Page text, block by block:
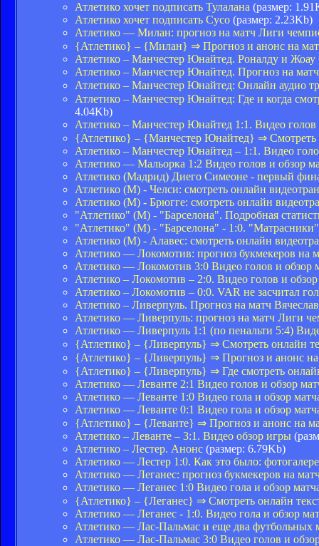
Атлетико хочет подписать Тулалана (размер:
Атлетико хочет подписать Сусо (размер: 2.23Kb)
Атлетико — Милан: прогноз на матч Лиги
{Атлетико} – {Милан} ⇒ Прогноз и анонс на
Атлетико – Манчестер Юнайтед. Роналду и
Атлетико – Манчестер Юнайтед. Прогноз на
Атлетико – Манчестер Юнайтед: Онлайн аудио
Атлетико – Манчестер Юнайтед: Где и когда
4.04Kb)
Атлетико – Манчестер Юнайтед 1:1. Видео голов
{Атлетико} – {Манчестер Юнайтед} ⇒
Атлетико – Манчестер Юнайтед – 1:1. Видео
Атлетико — Мальорка 1:2 Видео голов и обзор
Атлетико (Мадрид) Диего Симеоне - первый
Атлетико (М) - Челси: смотреть онлайн
Атлетико (М) - Брюгге: смотреть онлайн
"Атлетико" (М) - "Барселона". Подробная
"Атлетико" (М) - "Барселона" - 1:0. "Матрасники"
Атлетико (М) - Алавес: смотреть онлайн
Атлетико — Локомотив: прогноз букмекеров на
Атлетико — Локомотив 3:0 Видео голов и обзор
Атлетико – Локомотив – 2:0. Видео голов и
Атлетико – Локомотив – 0:0. VAR не засчитал
Атлетико – Ливерпуль. Прогноз на матч
Атлетико — Ливерпуль: прогноз на матч Лиги
Атлетико — Ливерпуль 1:1 (по пенальти 5:4)
{Атлетико} – {Ливерпуль} ⇒ Смотреть онлайн
{Атлетико} – {Ливерпуль} ⇒ Прогноз и анонс
{Атлетико} – {Ливерпуль} ⇒ Где смотреть
Атлетико — Леванте 2:1 Видео голов и обзор
Атлетико — Леванте 1:0 Видео гола и обзор
Атлетико — Леванте 0:1 Видео гола и обзор
{Атлетико} – {Леванте} ⇒ Прогноз и анонс
Атлетико – Леванте – 3:1. Видео обзор игры
Атлетико – Лестер. Анонс (размер: 6.79Kb)
Атлетико — Лестер 1:0. Как это было:
Атлетико — Леганес: прогноз букмекеров на
Атлетико — Леганес 1:0 Видео гола и обзор
{Атлетико} – {Леганес} ⇒ Смотреть онлайн
Атлетико — Леганес - 1:0. Видео гола и обзор
Атлетико — Лас-Пальмас и еще два футбольных
Атлетико — Лас-Пальмас 3:0 Видео голов и